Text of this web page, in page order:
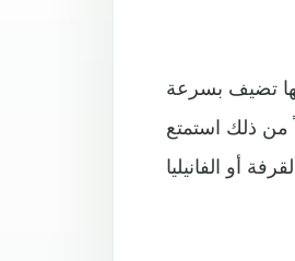
تضيف بسرعة
من ذلك استمتع